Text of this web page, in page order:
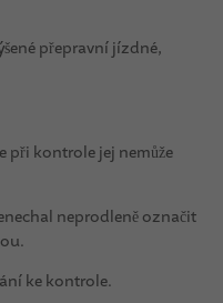
přepravní jízdné,
kontrole jej nemůže
neprodleně označit
ke kontrole.